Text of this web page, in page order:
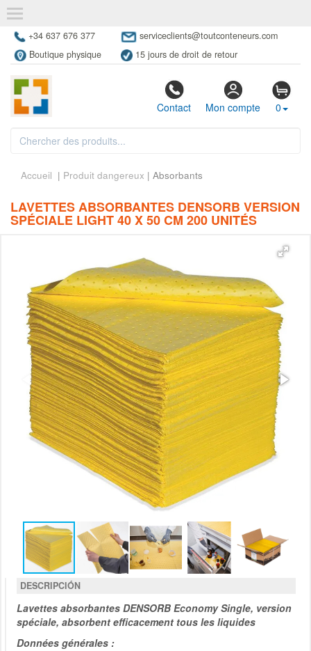
+34 637 676 377
serviceclients@toutconteneurs.com
Boutique physique
15 jours de droit de retour
Contact Mon compte 0
Accueil | Produit dangereux | Absorbants
LAVETTES ABSORBANTES DENSORB VERSION
SPÉCIALE LIGHT 40 X 50 CM 200 UNITÉS
DESCRIPCIÓN
Lavettes absorbantes DENSORB Economy Single, version
spéciale, absorbent efficacement tous les liquides
Données générales :